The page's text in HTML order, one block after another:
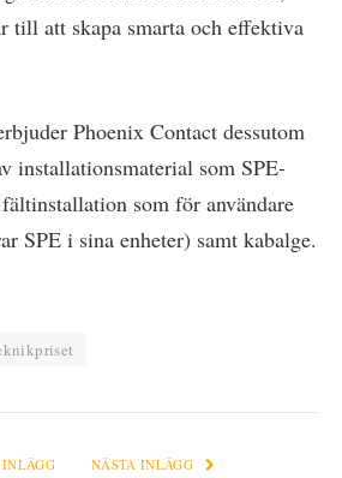
att skapa smarta och effektiva
Phoenix Contact dessutom
installationsmaterial som SPE-
som för användare
SPE i sina enheter) samt kabalge.
INLÄGG NÄSTA INLÄGG